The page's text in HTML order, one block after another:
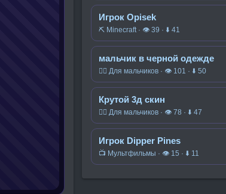
Игрок Opisek
⛏️ Minecraft · 👁 39 · ⬇ 41
мальчик в черной одежде
🧍‍♂️ Для мальчиков · 👁 101 · ⬇ 50
Крутой 3д скин
🧍‍♂️ Для мальчиков · 👁 78 · ⬇ 47
Игрок Dipper Pines
📺 Мультфильмы · 👁 15 · ⬇ 11